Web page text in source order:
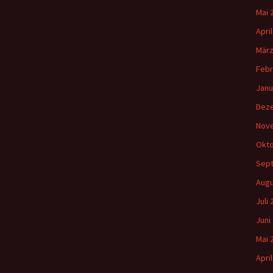
Mai
Juli
Juni
Mai